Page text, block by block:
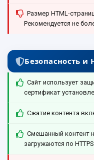
Размер HTML-
Рекомендуется не
Безопасность и
Сайт использует
сертификат
Сжатие контента
Смешанный контент
загружаются по HTTPS